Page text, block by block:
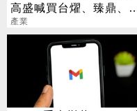
高盛喊買台燿、臻鼎、台
產業